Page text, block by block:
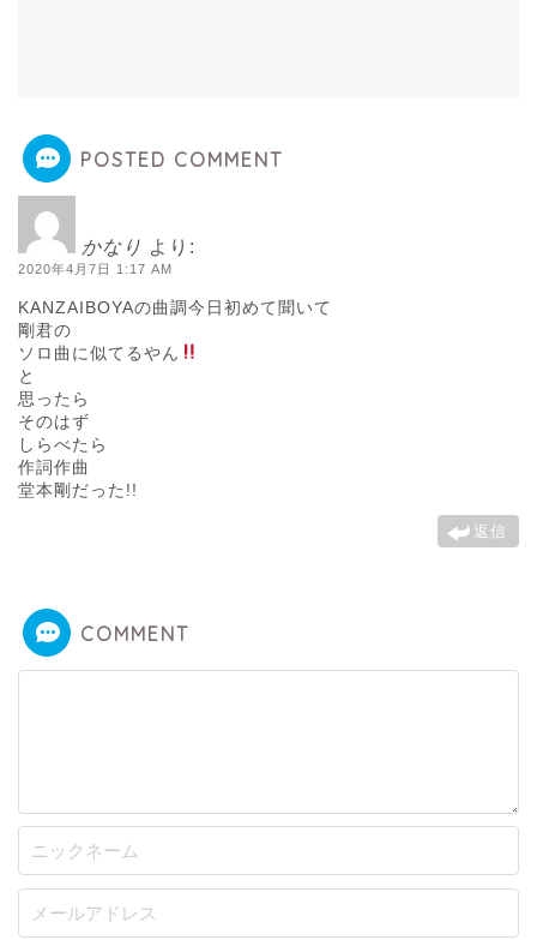
POSTED COMMENT
かなり より:
2020年4月7日 1:17 AM
KANZAIBOYAの曲調今日初めて聞いて
剛君の
ソロ曲に似てるやん
と
思ったら
そのはず
しらべたら
作詞作曲
堂本剛だった!!
返信
COMMENT